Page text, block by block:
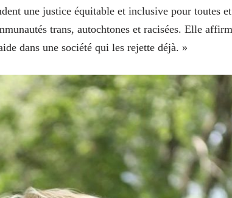
une justice équitable et inclusive pour toutes et
trans, autochtones et racisées. Elle
dans une société qui les rejette déjà. »